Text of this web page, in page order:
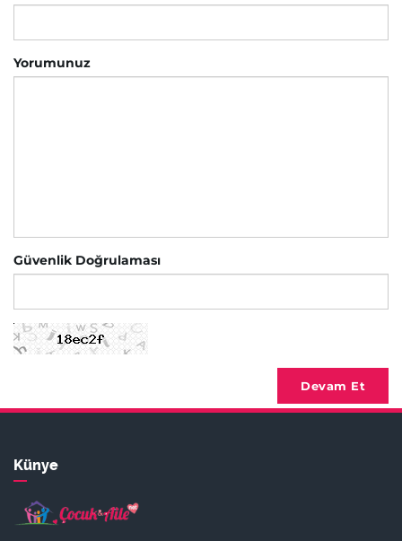
Yorumunuz
Güvenlik Doğrulaması
Devam Et
Künye